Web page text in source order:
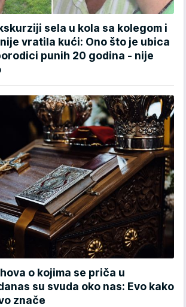
sela u kola sa kolegom i
vratila kući: Ono što je ubica
punih 20 godina - nije
o kojima se priča u
su svuda oko nas: Evo kako
znače